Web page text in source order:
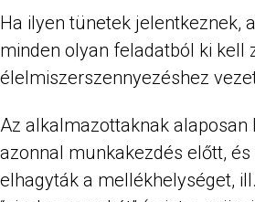
Ha ilyen tünetek jelentkeznek,
minden olyan feladatból ki kell
élelmiszerszennyezéshez
Az alkalmazottaknak
azonnal munkakezdés előtt,
elhagyták a mellékhelységet,